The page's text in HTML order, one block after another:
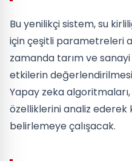
Bu yenilikçi sistem, su
için çeşitli parametreleri
zamanda tarım ve
etkilerin
Yapay zeka
özelliklerini analiz ederek
belirlemeye çalışacak.